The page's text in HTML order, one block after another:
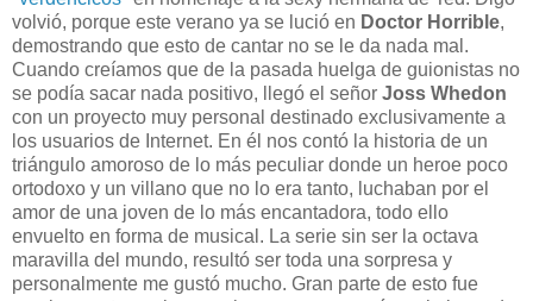
volvió, porque este verano ya se lució en Doctor Horrible,
demostrando que esto de cantar no se le da nada mal.
Cuando creíamos que de la pasada huelga de guionistas no
se podía sacar nada positivo, llegó el señor Joss Whedon
con un proyecto muy personal destinado exclusivamente a
los usuarios de Internet. En él nos contó la historia de un
triángulo amoroso de lo más peculiar donde un heroe poco
ortodoxo y un villano que no lo era tanto, luchaban por el
amor de una joven de lo más encantadora, todo ello
envuelto en forma de musical. La serie sin ser la octava
maravilla del mundo, resultó ser toda una sorpresa y
personalmente me gustó mucho. Gran parte de esto fue